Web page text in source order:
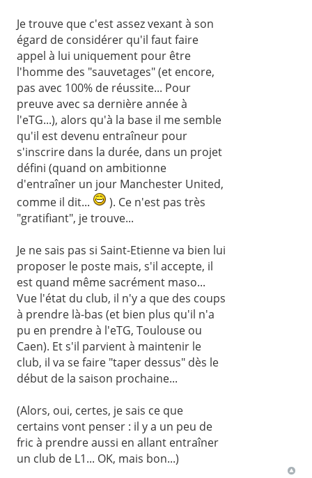
Je trouve que c'est assez vexant à son
égard de considérer qu'il faut faire
appel à lui uniquement pour être
l'homme des "sauvetages" (et encore,
pas avec 100% de réussite... Pour
preuve avec sa dernière année à
l'eTG...), alors qu'à la base il me semble
qu'il est devenu entraîneur pour
s'inscrire dans la durée, dans un projet
défini (quand on ambitionne
d'entraîner un jour Manchester United,
comme il dit...
). Ce n'est pas très
"gratifiant", je trouve...
Je ne sais pas si Saint-Etienne va bien lui
proposer le poste mais, s'il accepte, il
est quand même sacrément maso...
Vue l'état du club, il n'y a que des coups
à prendre là-bas (et bien plus qu'il n'a
pu en prendre à l'eTG, Toulouse ou
Caen). Et s'il parvient à maintenir le
club, il va se faire "taper dessus" dès le
début de la saison prochaine...
(Alors, oui, certes, je sais ce que
certains vont penser : il y a un peu de
fric à prendre aussi en allant entraîner
un club de L1... OK, mais bon...)